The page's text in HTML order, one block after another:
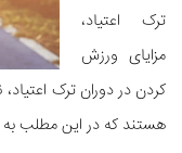
ترک اعتیاد،
مزایای ورزش
کردن در دوران ترک
هستند که در این مطلب به